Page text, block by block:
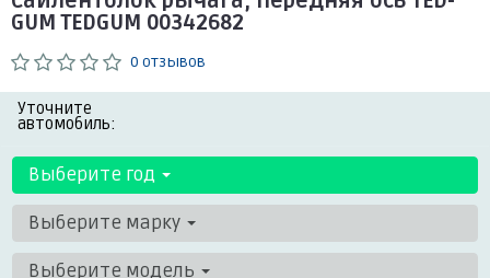
GUM TEDGUM 00342682
0 отзывов
Уточните
автомобиль:
Выберите год
Выберите марку
Выберите модель